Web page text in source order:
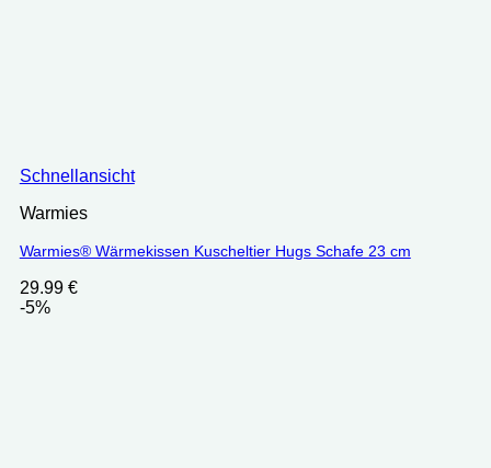
Schnellansicht
Warmies
Warmies® Wärmekissen Kuscheltier Hugs Schafe 23 cm
29.99 €
-5%